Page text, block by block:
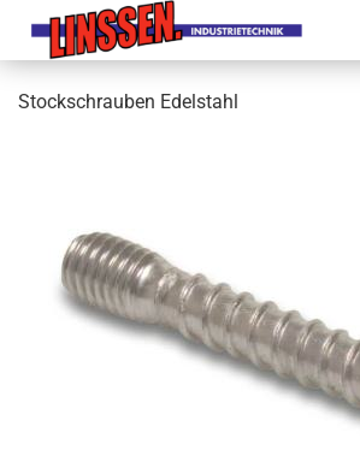
Stockschrauben Edelstahl